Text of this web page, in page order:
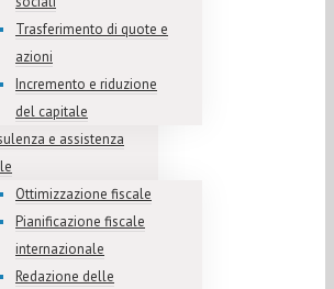
Trasferimento di quote e
azioni
Incremento e riduzione
del capitale
e assistenza
Ottimizzazione fiscale
Pianificazione fiscale
internazionale
Redazione delle